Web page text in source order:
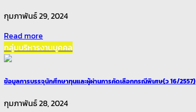
กุมภาพันธ์ 29, 2024
Read more
กลุ่มบริหารงานบุคคล
ข้อมูลการบรรจุนักศึกษาทุนและผู้ผ่านการคัดเลือกกรณีพิเศษ(ว 16/2557)
กุมภาพันธ์ 28, 2024